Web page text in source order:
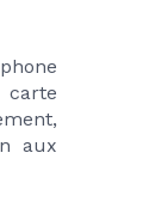
carte
aux